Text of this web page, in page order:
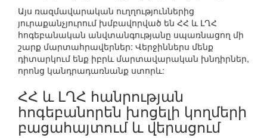
Այս ռազմավարական ուղղություններից
յուրաքանչյուրում խմբավորված են ՀՀ և ԼՂՀ
հոգեբանական անվտանգությանը սպառնացող մի
շարք մարտահրավերներ: Վերջիններս մենք
դիտարկում ենք իբրև մարտավարական խնդիրներ,
որոնց կանդրադառնանք ստորև:
ՀՀ և ԼՂՀ հանրության
հոգեբանորեն խոցելի կողմերի
բացահայտում և վերացում